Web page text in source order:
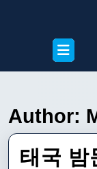
Open
Button
Author:
태국 밤